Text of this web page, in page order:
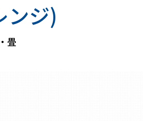
ンジ)
畳